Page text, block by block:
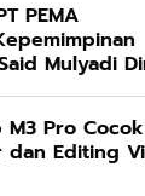
PEMA
Mulyadi
Pro Cocok
dan Editing